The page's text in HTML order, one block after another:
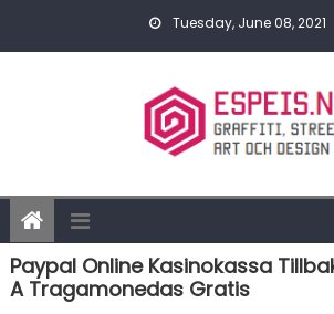
Tuesday, June 08, 2021
Paypal Online Kasinokassa
A Tragamonedas Gratis